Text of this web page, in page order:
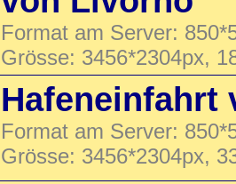
Format am Server:
Grösse: 3456*2304px,
Hafeneinfahrt
Format am Server:
Grösse: 3456*2304px,